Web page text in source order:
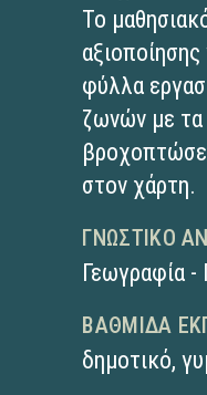
Το
φύλλα
ζωνών με τα
στον χάρτη.
ΓΝΩΣΤΙΚΌ
Γεωγραφία -
ΒΑΘΜΊΔΑ
δημοτικό,